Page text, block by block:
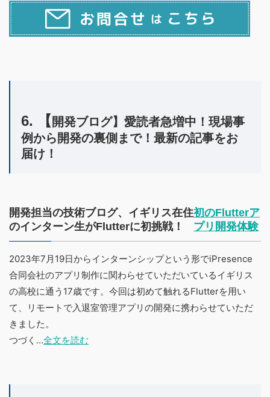
6. 【 開発ブログ】愛読者急増中！現場事
例から開発の裏側まで！最新の記事をお
届け！
開発担当の技術ブログ、イギリス在住
のインターン生がFlutterに初挑戦！
初のFlutterア
プリ開発体験
2023年7月19日からインターンシップという形でiPresence
合同会社のアプリ制作に関わらせていただいているイギリス
の高校に通う17歳です。今回は初めて触れるFlutterを用い
て、リモートで入退室管理アプリの開発に携わらせていただ
きました。
つづく…全文を読む